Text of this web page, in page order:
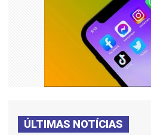
ÚLTIMAS NOTÍCIAS